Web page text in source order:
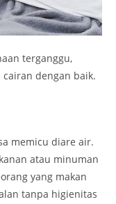
terganggu,
dengan baik.
memicu diare air.
atau minuman
yang makan
tanpa higienitas